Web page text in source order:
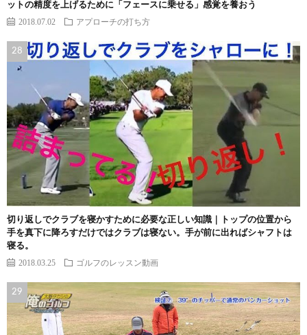
ットの精度を上げるために「フェースに乗せる」感覚を養おう
2018.07.02 アプローチの打ち方
切り返しでクラブを寝かすために必要な正しい知識｜トップの位置から
手を真下に降ろすだけではクラブは寝ない。手が前に出ればシャフトは
寝る。
2018.03.25 ゴルフのレッスン動画